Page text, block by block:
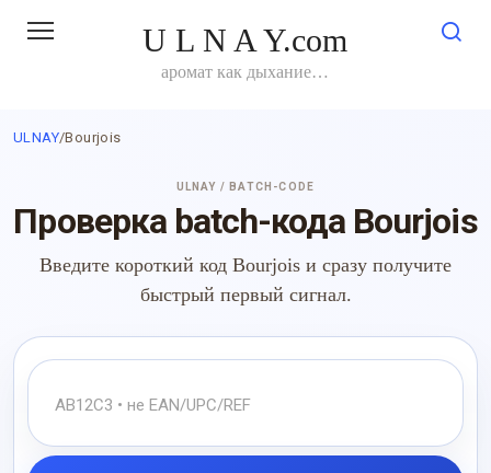
U L N A Y.com
аромат как дыхание…
ULNAY/Bourjois
ULNAY / BATCH-CODE
Проверка batch-кода Bourjois
Введите короткий код Bourjois и сразу получите
быстрый первый сигнал.